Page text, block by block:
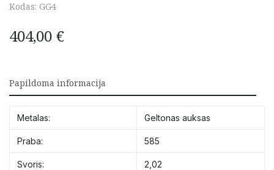
Kodas: GG4
404,00 €
Papildoma informacija
Metalas: Geltonas auksas
Praba: 585
Svoris: 2,02